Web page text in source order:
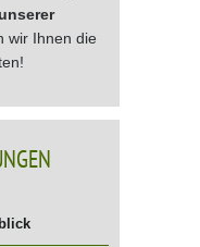
wir Ihnen die